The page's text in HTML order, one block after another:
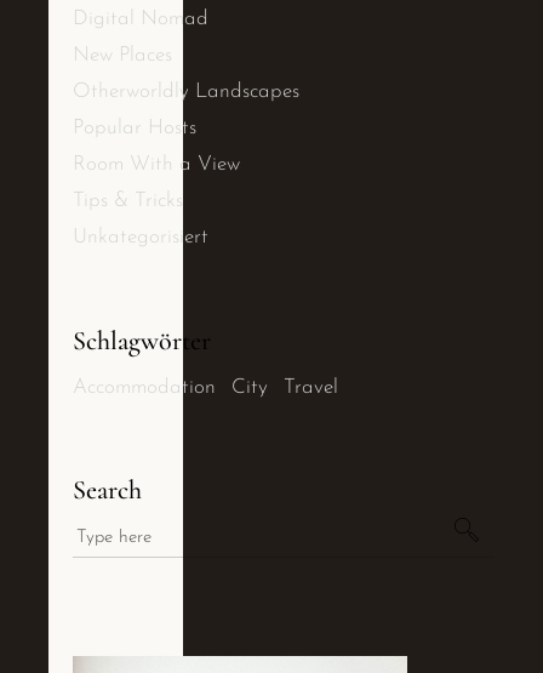
Digital Nomad
New Places
Otherworldly Landscapes
Popular Hosts
Room With a View
Tips & Tricks
Unkategorisiert
Schlagwörter
Accommodation City Travel
Search